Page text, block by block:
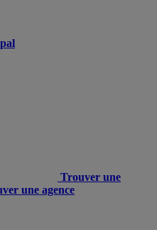
Trouver une
une agence